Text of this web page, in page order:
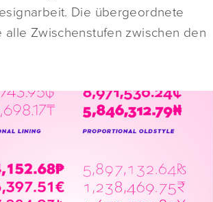
Die übergeordnete
alle Zwischenstufen zwischen den